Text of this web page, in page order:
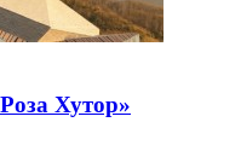
Хутор»